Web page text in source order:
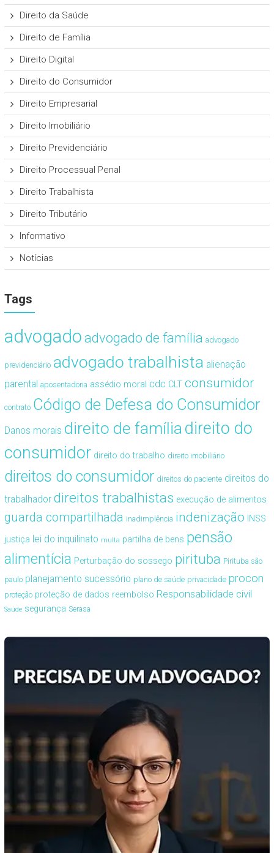
Direito da Saúde
Direito de Família
Direito Digital
Direito do Consumidor
Direito Empresarial
Direito Imobiliário
Direito Previdenciário
Direito Processual Penal
Direito Trabalhista
Direito Tributário
Informativo
Notícias
Tags
advogado advogado de família advogado
previdenciário advogado trabalhista alienação
parental aposentadoria assédio moral cdc CLT consumidor
contrato Código de Defesa do Consumidor
Danos morais direito de famíliadireito do
consumidor direito do trabalho direito imobiliário
direitos do consumidor direitos do paciente direitos do
trabalhador direitos trabalhistas execução de alimentos
guarda compartilhada inadimplência indenização INSS
justiça lei do inquilinato multa partilha de bens pensão
alimentícia Perturbação do sossego pirituba Pirituba são
paulo planejamento sucessório plano de saúde privacidade procon
proteção proteção de dados reembolso Responsabilidade civil
Saúde segurança Serasa